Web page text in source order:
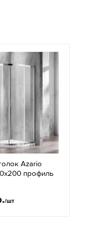
Azario
профиль
/шт